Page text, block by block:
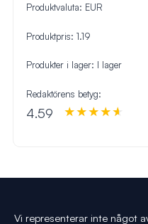
Produktvaluta: EUR
Produktpris: 1.19
Produkter i lager: I lager
Redaktörens betyg:
4.59
Vi representerar inte något